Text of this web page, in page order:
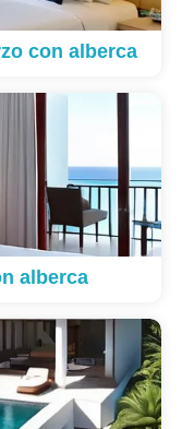
con alberca
alberca